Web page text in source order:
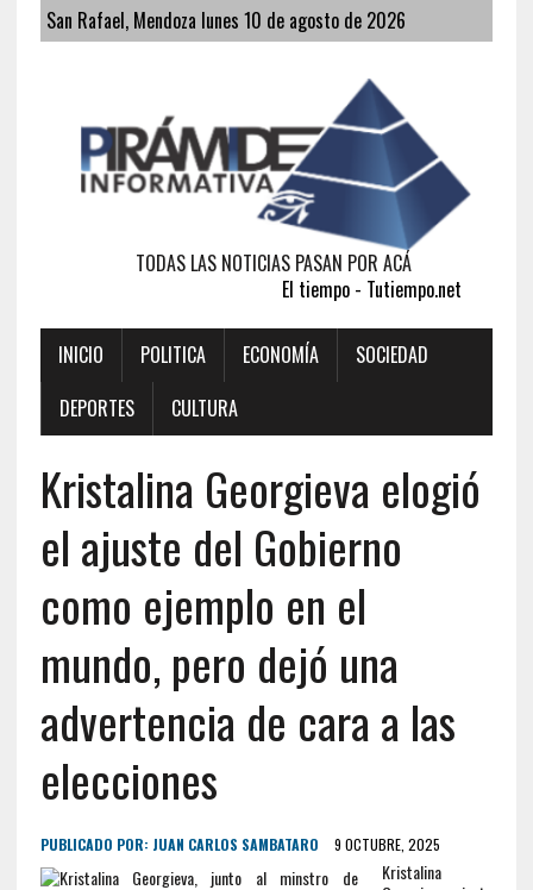
San Rafael, Mendoza lunes 10 de agosto de 2026
TODAS LAS NOTICIAS PASAN POR ACÁ
El tiempo - Tutiempo.net
INICIO POLITICA ECONOMÍA
SOCIEDAD
DEPORTES
CULTURA
Kristalina Georgieva elogió
el ajuste del Gobierno
como ejemplo en el
mundo, pero dejó una
advertencia de cara a las
elecciones
PUBLICADO POR: JUAN CARLOS SAMBATARO 9 OCTUBRE, 2025
Kristalina